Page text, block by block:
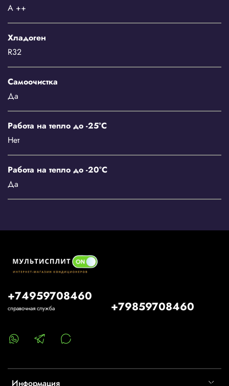
A ++
Хладоген
R32
Самоочистка
Да
Работа на тепло до -25°C
Нет
Работа на тепло до -20°С
Да
Информация
+74959708460
справочная служба +79859708460